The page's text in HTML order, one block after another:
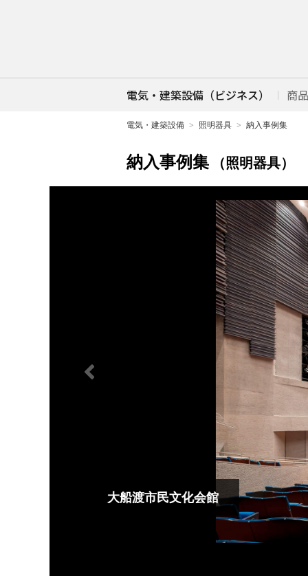
電気・建築設備（ビジネス） 商
電気・建築設備 照明器具 納入事例集
納入事例集 （照明器具）
大船渡市民文化会館